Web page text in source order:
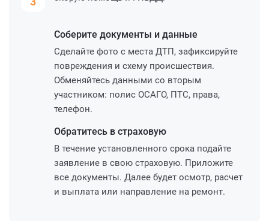
Соберите документы и данные
Сделайте фото с места ДТП, зафиксируйте
повреждения и схему происшествия.
Обменяйтесь данными со вторым
участником: полис ОСАГО, ПТС, права,
телефон.
Обратитесь в страховую
В течение установленного срока подайте
заявление в свою страховую. Приложите
все документы. Далее будет осмотр, расчет
и выплата или направление на ремонт.